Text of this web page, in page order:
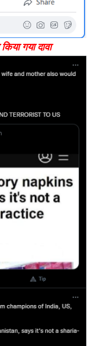
गया दावा